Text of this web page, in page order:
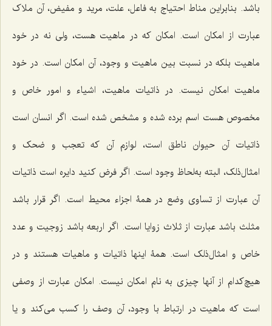
باشد. بنابراین مناط احتیاج به فاعل، علت، مرید و مفیض، آن ملاک
عبارت از امکان است. امکان که در ماهیت هست، ولی نه در خود
ماهیت بلکه در نسبت بین ماهیت و وجود، آن امکان است. در خود
ماهیت امکان نیست. در ذاتیات ماهیت، اشیاء و امور خاص و
مخصوص هست اسم برده شده و مشخص شده است. اگر انسان است
ذاتیات آن حیوان ناطق است، لوازم آن که تعجب و ضحک و
امثال‌ذلک، البته به‌لحاظ وجود است. اگر فرض کنید دایره است ذاتیات
آن عبارت از تساوی وضع در همۀ اجزاء محیط است. اگر قرار باشد
مثلث باشد عبارت از ثلاث زوایا است. اگر اربعه باشد زوجیت و عدد
خاص و امثال‌ذلک است. همۀ اینها ذاتیات و ماهیات هستند و در
هیچ‌کدام از آنها چیزی به نام امکان نیست. امکان عبارت از وصفی
است که ماهیت در ارتباط با وجود، آن وصف را کسب می‌کند و یا